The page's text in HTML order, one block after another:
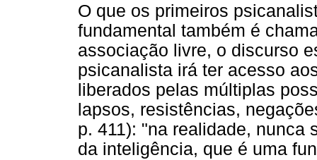
O que os primeiros
fundamental também é
associação livre, o discurso
psicanalista irá ter acesso
liberados pelas múltiplas
lapsos, resistências,
p. 411): "na realidade, nunca
da inteligência, que é uma